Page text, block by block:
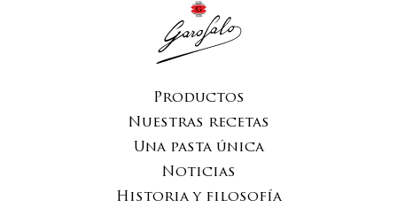
Productos
Nuestras recetas
Una pasta única
Noticias
Historia y filosofía